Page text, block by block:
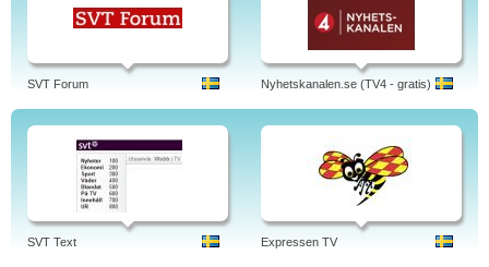
SVT Forum Nyhetskanalen.se (TV4 - gratis)
SVT Text Expressen TV